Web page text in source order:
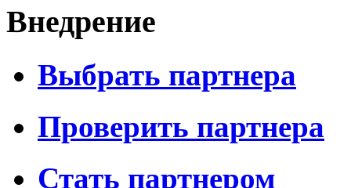
Внедрение
Выбрать партнера
Проверить партнера
Стать партнером